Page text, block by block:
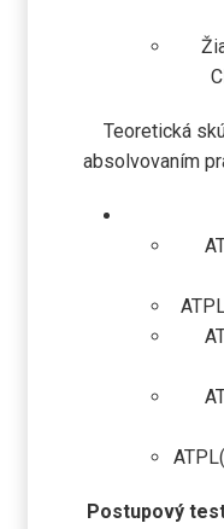
Teoretická
absolvovaním
Postupový